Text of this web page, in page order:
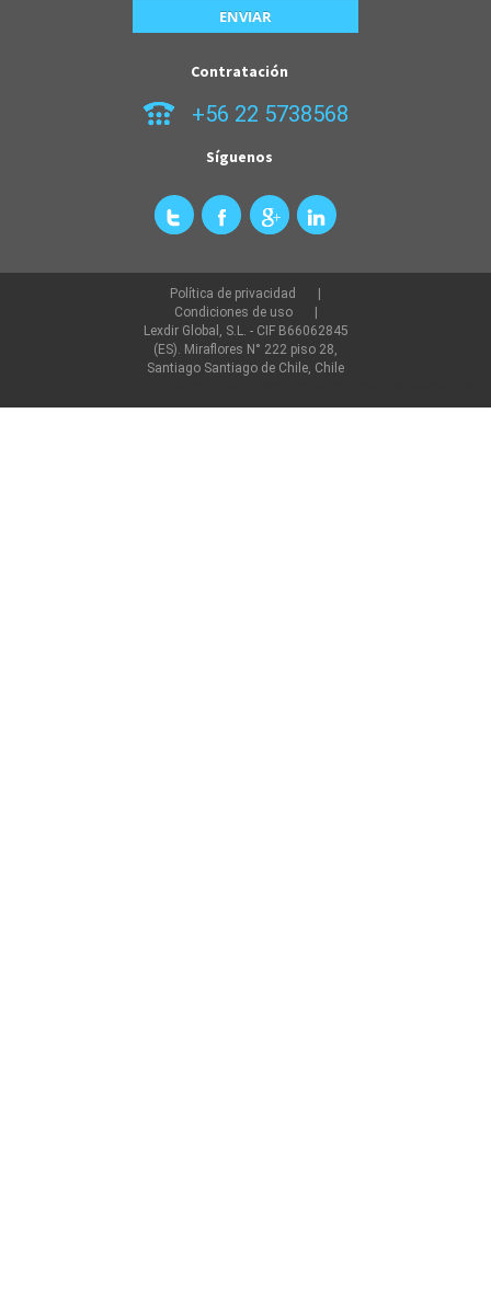
Contratación
+56 22 5738568
Síguenos
Política de privacidad
Condiciones de uso
Lexdir Global, S.L. - CIF B66062845
(ES). Miraflores N° 222 piso 28,
Santiago Santiago de Chile, Chile